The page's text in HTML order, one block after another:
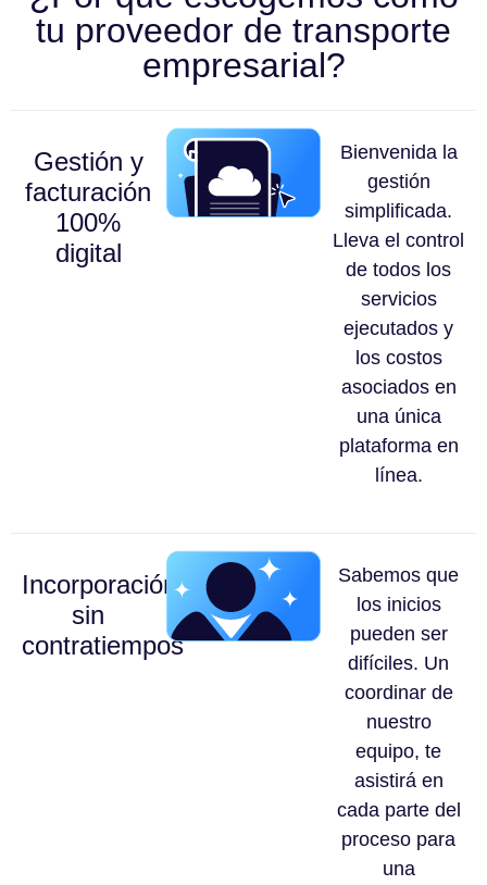
tu proveedor de transporte
empresarial?
Gestión y
facturación
100%
digital
Bienvenida la
gestión
simplificada.
Lleva el control
de todos los
servicios
ejecutados y
los costos
asociados en
una única
plataforma en
línea.
Incorporación
sin
contratiempos
Sabemos que
los inicios
pueden ser
difíciles. Un
coordinar de
nuestro
equipo, te
asistirá en
cada parte del
proceso para
una